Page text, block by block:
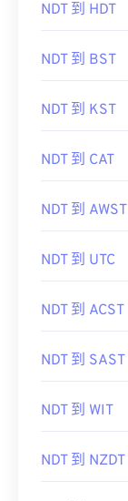
NDT 到 HDT
NDT 到 BST
NDT 到 KST
NDT 到 CAT
NDT 到 AWST
NDT 到 UTC
NDT 到 ACST
NDT 到 SAST
NDT 到 WIT
NDT 到 NZDT